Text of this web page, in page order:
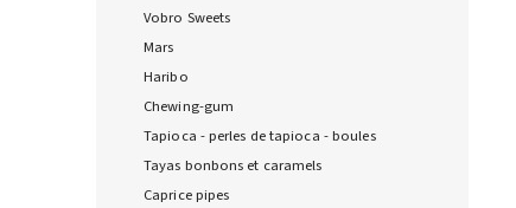
Vobro Sweets
Mars
Haribo
Chewing-gum
Tapioca - perles de tapioca - boules
Tayas bonbons et caramels
Caprice pipes